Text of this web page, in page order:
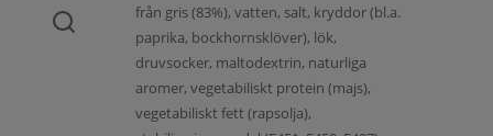
från gris (83%), vatten, salt, kryddor (bl.a.
paprika, bockhornsklöver), lök,
druvsocker, maltodextrin, naturliga
aromer, vegetabiliskt protein (majs),
vegetabiliskt fett (rapsolja),